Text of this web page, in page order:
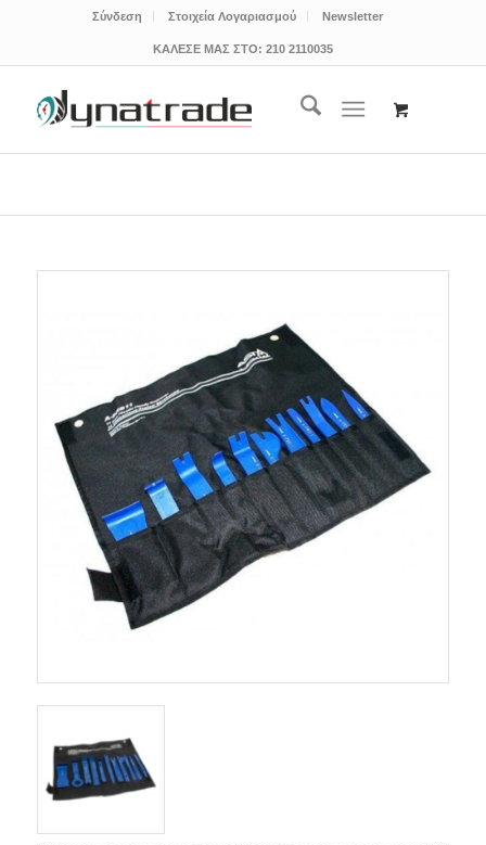
Σύνδεση Στοιχεία Λογαριασμού Newsletter
ΚΑΛΕΣΕ ΜΑΣ ΣΤΟ: 210 2110035